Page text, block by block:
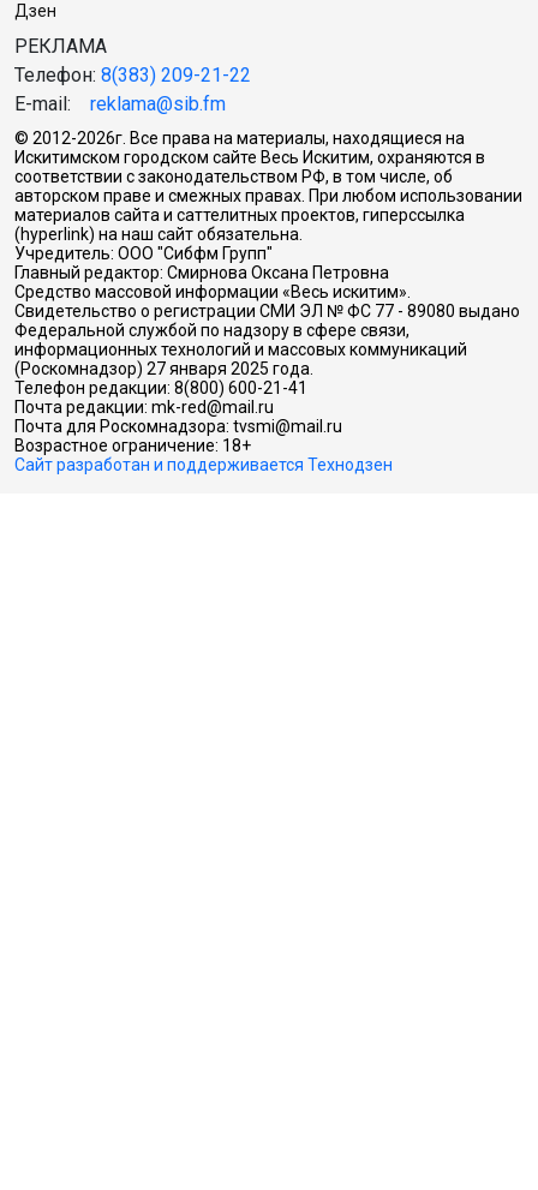
Дзен
РЕКЛАМА
Телефон: 8(383) 209-21-22
E-mail: reklama@sib.fm
© 2012-2026г. Все права на материалы, находящиеся на
Искитимском городском сайте Весь Искитим, охраняются в
соответствии с законодательством РФ, в том числе, об
авторском праве и смежных правах. При любом использовании
материалов сайта и саттелитных проектов, гиперссылка
(hyperlink) на наш сайт обязательна.
Учредитель: ООО "Сибфм Групп"
Главный редактор: Смирнова Оксана Петровна
Средство массовой информации «Весь искитим».
Свидетельство о регистрации СМИ ЭЛ № ФС 77 - 89080 выдано
Федеральной службой по надзору в сфере связи,
информационных технологий и массовых коммуникаций
(Роскомнадзор) 27 января 2025 года.
Телефон редакции: 8(800) 600-21-41
Почта редакции: mk-red@mail.ru
Почта для Роскомнадзора: tvsmi@mail.ru
Возрастное ограничение: 18+
Сайт разработан и поддерживается Технодзен